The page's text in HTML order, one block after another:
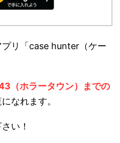
リ「case hunter（ケー
（ホラータウン）までの
なれます。
い！